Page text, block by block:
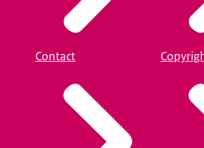
Contact